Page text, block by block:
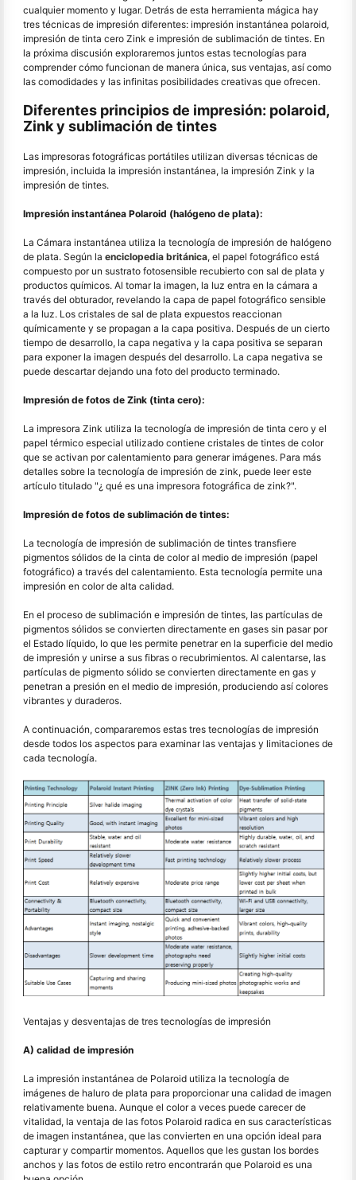
cualquier momento y lugar. Detrás de esta herramienta mágica hay
tres técnicas de impresión diferentes: impresión instantánea polaroid,
impresión de tinta cero Zink e impresión de sublimación de tintes. En
la próxima discusión exploraremos juntos estas tecnologías para
comprender cómo funcionan de manera única, sus ventajas, así como
las comodidades y las infinitas posibilidades creativas que ofrecen.
Diferentes principios de impresión: polaroid,
Zink y sublimación de tintes
Las impresoras fotográficas portátiles utilizan diversas técnicas de
impresión, incluida la impresión instantánea, la impresión Zink y la
impresión de tintes.
Impresión instantánea Polaroid (halógeno de plata):
La Cámara instantánea utiliza la tecnología de impresión de halógeno
de plata. Según la enciclopedia británica, el papel fotográfico está
compuesto por un sustrato fotosensible recubierto con sal de plata y
productos químicos. Al tomar la imagen, la luz entra en la cámara a
través del obturador, revelando la capa de papel fotográfico sensible
a la luz. Los cristales de sal de plata expuestos reaccionan
químicamente y se propagan a la capa positiva. Después de un cierto
tiempo de desarrollo, la capa negativa y la capa positiva se separan
para exponer la imagen después del desarrollo. La capa negativa se
puede descartar dejando una foto del producto terminado.
Impresión de fotos de Zink (tinta cero):
La impresora Zink utiliza la tecnología de impresión de tinta cero y el
papel térmico especial utilizado contiene cristales de tintes de color
que se activan por calentamiento para generar imágenes. Para más
detalles sobre la tecnología de impresión de zink, puede leer este
artículo titulado "¿ qué es una impresora fotográfica de zink?".
Impresión de fotos de sublimación de tintes:
La tecnología de impresión de sublimación de tintes transfiere
pigmentos sólidos de la cinta de color al medio de impresión (papel
fotográfico) a través del calentamiento. Esta tecnología permite una
impresión en color de alta calidad.
En el proceso de sublimación e impresión de tintes, las partículas de
pigmentos sólidos se convierten directamente en gases sin pasar por
el Estado líquido, lo que les permite penetrar en la superficie del medio
de impresión y unirse a sus fibras o recubrimientos. Al calentarse, las
partículas de pigmento sólido se convierten directamente en gas y
penetran a presión en el medio de impresión, produciendo así colores
vibrantes y duraderos.
A continuación, compararemos estas tres tecnologías de impresión
desde todos los aspectos para examinar las ventajas y limitaciones de
cada tecnología.
Ventajas y desventajas de tres tecnologías de impresión
A) calidad de impresión
La impresión instantánea de Polaroid utiliza la tecnología de
imágenes de haluro de plata para proporcionar una calidad de imagen
relativamente buena. Aunque el color a veces puede carecer de
vitalidad, la ventaja de las fotos Polaroid radica en sus características
de imagen instantánea, que las convierten en una opción ideal para
capturar y compartir momentos. Aquellos que les gustan los bordes
anchos y las fotos de estilo retro encontrarán que Polaroid es una